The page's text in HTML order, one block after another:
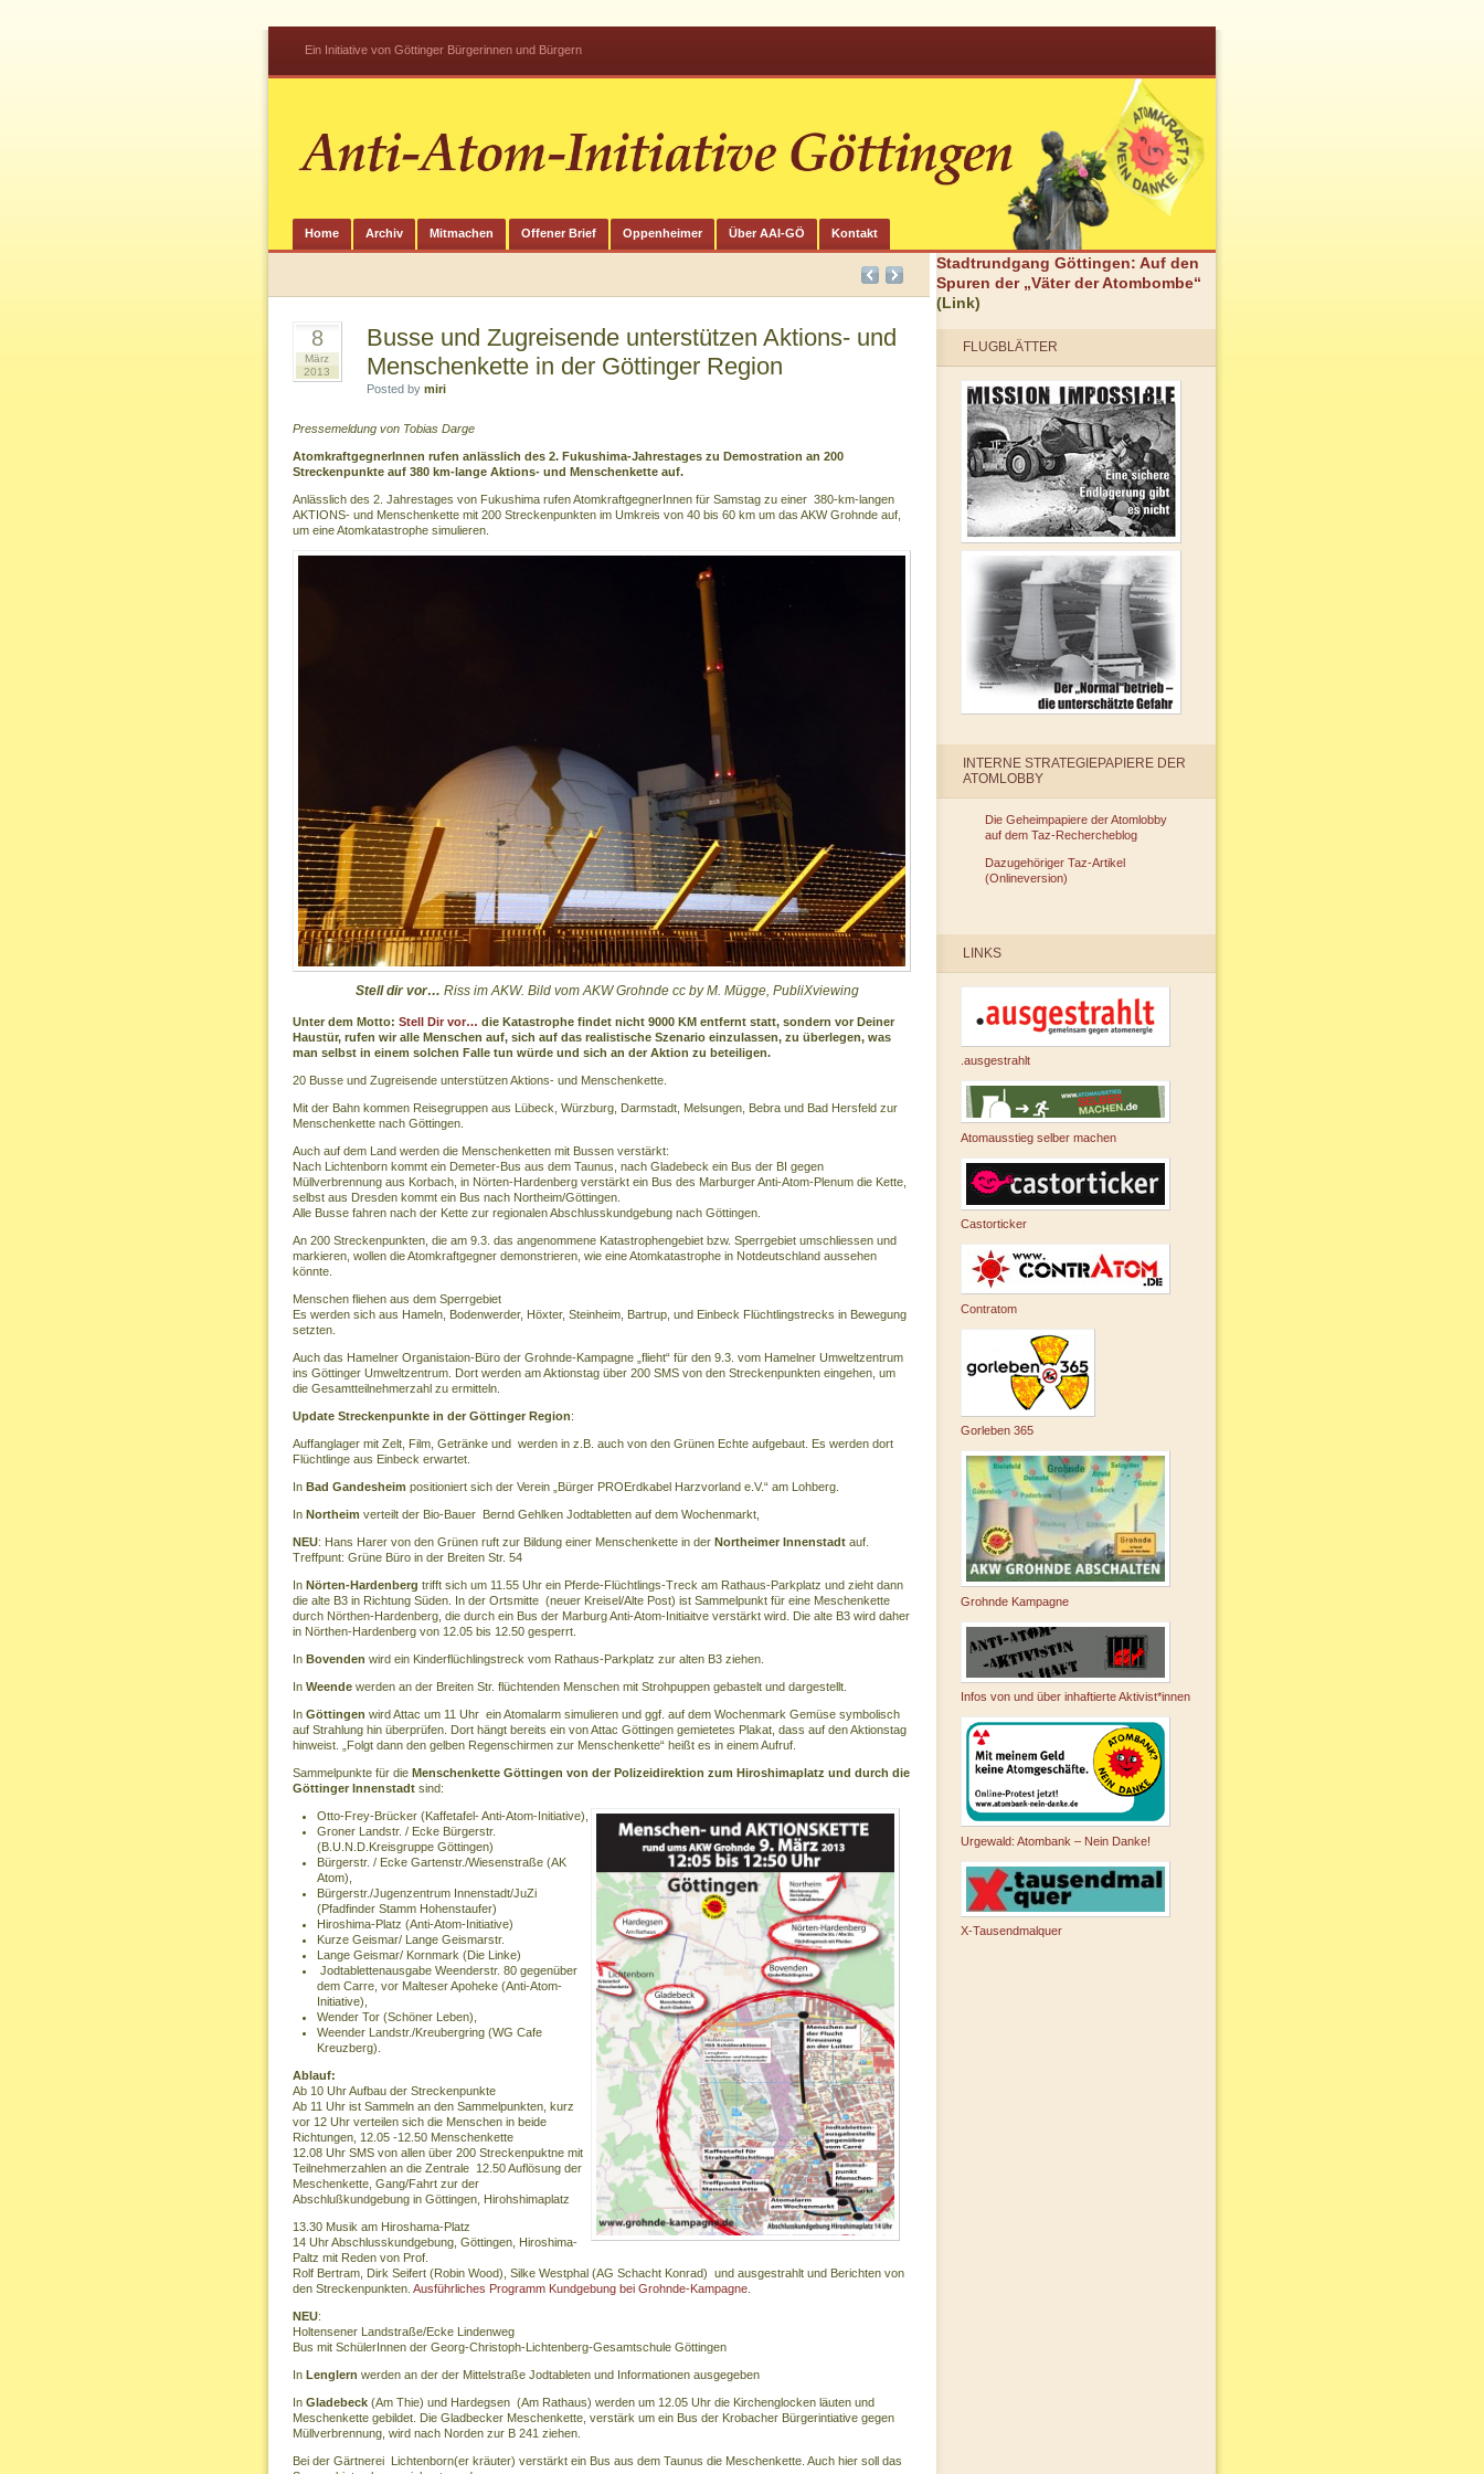
Ein Initiative von Göttinger Bürgerinnen und Bürgern
Home Archiv Mitmachen Offener Brief Oppenheimer Über AAI-GÖ Kontakt
8
März
2013
Busse und Zugreisende unterstützen Aktions- und
Menschenkette in der Göttinger Region
Posted by miri
Pressemeldung von Tobias Darge
AtomkraftgegnerInnen rufen anlässlich des 2. Fukushima-Jahrestages zu Demostration an 200
Streckenpunkte auf 380 km-lange Aktions- und Menschenkette auf.
Anlässlich des 2. Jahrestages von Fukushima rufen AtomkraftgegnerInnen für Samstag zu einer 380-km-langen
AKTIONS- und Menschenkette mit 200 Streckenpunkten im Umkreis von 40 bis 60 km um das AKW Grohnde auf,
um eine Atomkatastrophe simulieren.
Stell dir vor… Riss im AKW. Bild vom AKW Grohnde cc by M. Mügge, PubliXviewing
Unter dem Motto: Stell Dir vor… die Katastrophe findet nicht 9000 KM entfernt statt, sondern vor Deiner
Haustür, rufen wir alle Menschen auf, sich auf das realistische Szenario einzulassen, zu überlegen, was
man selbst in einem solchen Falle tun würde und sich an der Aktion zu beteiligen.
20 Busse und Zugreisende unterstützen Aktions- und Menschenkette.
Mit der Bahn kommen Reisegruppen aus Lübeck, Würzburg, Darmstadt, Melsungen, Bebra und Bad Hersfeld zur
Menschenkette nach Göttingen.
Auch auf dem Land werden die Menschenketten mit Bussen verstärkt:
Nach Lichtenborn kommt ein Demeter-Bus aus dem Taunus, nach Gladebeck ein Bus der BI gegen
Müllverbrennung aus Korbach, in Nörten-Hardenberg verstärkt ein Bus des Marburger Anti-Atom-Plenum die Kette,
selbst aus Dresden kommt ein Bus nach Northeim/Göttingen.
Alle Busse fahren nach der Kette zur regionalen Abschlusskundgebung nach Göttingen.
An 200 Streckenpunkten, die am 9.3. das angenommene Katastrophengebiet bzw. Sperrgebiet um­schliessen und
markieren, wollen die Atomkraftgegner demonstrieren, wie eine Atomkatastrophe in Notdeutschland aussehen
könnte.
Menschen fliehen aus dem Sperrgebiet
Es werden sich aus Hameln, Bodenwerder, Höxter, Steinheim, Bartrup, und Einbeck Flüchtlingstrecks in Bewegung
setzten.
Auch das Hamelner Organistaion-Büro der Grohnde-Kampagne „flieht“ für den 9.3. vom Hamelner Umweltzentrum
ins Göttinger Umweltzentrum. Dort werden am Aktionstag über 200 SMS von den Streckenpunkten eingehen, um
die Gesamtteilnehmerzahl zu ermitteln.
Update Streckenpunkte in der Göttinger Region:
Auffanglager mit Zelt, Film, Getränke und werden in z.B. auch von den Grünen Echte aufgebaut. Es werden dort
Flüchtlinge aus Einbeck erwartet.
In Bad Gandesheim positioniert sich der Verein „Bürger PROErdkabel Harzvorland e.V.“ am Lohberg.
In Northeim verteilt der Bio-Bauer Bernd Gehlken Jodtabletten auf dem Wochenmarkt,
NEU: Hans Harer von den Grünen ruft zur Bildung einer Menschenkette in der Northeimer Innenstadt auf.
Treffpunt: Grüne Büro in der Breiten Str. 54
In Nörten-Hardenberg trifft sich um 11.55 Uhr ein Pferde-Flüchtlings-Treck am Rathaus-Parkplatz und zieht dann
die alte B3 in Richtung Süden. In der Ortsmitte (neuer Kreisel/Alte Post) ist Sammelpunkt für eine Meschenkette
durch Nörthen-Hardenberg, die durch ein Bus der Marburg Anti-Atom-Initiaitve verstärkt wird. Die alte B3 wird daher
in Nörthen-Hardenberg von 12.05 bis 12.50 gesperrt.
In Bovenden wird ein Kinderflüchlingstreck vom Rathaus-Parkplatz zur alten B3 ziehen.
In Weende werden an der Breiten Str. flüchtenden Menschen mit Strohpuppen gebastelt und dargestellt.
In Göttingen wird Attac um 11 Uhr ein Atomalarm simulieren und ggf. auf dem Wochenmark Gemüse symbolisch
auf Strahlung hin überprüfen. Dort hängt bereits ein von Attac Göttingen gemietetes Plakat, dass auf den Aktionstag
hinweist. „Folgt dann den gelben Regenschirmen zur Menschenkette“ heißt es in einem Aufruf.
Sammelpunkte für die Menschenkette Göttingen von der Polizeidirektion zum Hiroshimaplatz und durch die
Göttinger Innenstadt sind:
Otto-Frey-Brücker (Kaffetafel- Anti-Atom-Initiative),
Groner Landstr. / Ecke Bürgerstr.
(B.U.N.D.Kreisgruppe Göttingen)
Bürgerstr. / Ecke Gartenstr./Wiesenstraße (AK
Atom),
Bürgerstr./Jugenzentrum Innenstadt/JuZi
(Pfadfinder Stamm Hohenstaufer)
Hiroshima-Platz (Anti-Atom-Initiative)
Kurze Geismar/ Lange Geismarstr.
Lange Geismar/ Kornmark (Die Linke)
Jodtablettenausgabe Weenderstr. 80 gegenüber
dem Carre, vor Malteser Apoheke (Anti-Atom-
Initiative),
Wender Tor (Schöner Leben),
Weender Landstr./Kreubergring (WG Cafe
Kreuzberg).
Ablauf:
Ab 10 Uhr Aufbau der Streckenpunkte
Ab 11 Uhr ist Sammeln an den Sammelpunkten, kurz
vor 12 Uhr verteilen sich die Menschen in beide
Richtungen, 12.05 -12.50 Menschenkette
12.08 Uhr SMS von allen über 200 Streckenpuktne mit
Teilnehmerzahlen an die Zentrale 12.50 Auflösung der
Meschenkette, Gang/Fahrt zur der
Abschlußkundgebung in Göttingen, Hirohshimaplatz
13.30 Musik am Hiroshama-Platz
14 Uhr Abschlusskundgebung, Göttingen, Hiroshima-
Paltz mit Reden von Prof.
Rolf Bertram, Dirk Seifert (Robin Wood), Silke Westphal (AG Schacht Konrad) und ausgestrahlt und Berichten von
den Streckenpunkten. Ausführliches Programm Kundgebung bei Grohnde-Kampagne
NEU:
Holtensener Landstraße/Ecke Lindenweg
Bus mit SchülerInnen der Georg-Christoph-Lichtenberg-Gesamtschule Göttingen
In Lenglern werden an der der Mittelstraße Jodtableten und Informationen ausgegeben
In Gladebeck (Am Thie) und Hardegsen (Am Rathaus) werden um 12.05 Uhr die Kirchenglocken läuten und
Meschenkette gebildet. Die Gladbecker Meschenkette, verstärk um ein Bus der Krobacher Bürgerintiative gegen
Müllverbrennung, wird nach Norden zur B 241 ziehen.
Bei der Gärtnerei Lichtenborn(er kräuter) verstärkt ein Bus aus dem Taunus die Meschenkette. Auch hier soll das
Stadtrundgang Göttingen: Auf den
Spuren der „Väter der Atombombe“
(Link)
FLUGBLÄTTER
INTERNE STRATEGIEPAPIERE DER
ATOMLOBBY
Die Geheimpapiere der Atomlobby
auf dem Taz-Rechercheblog
Dazugehöriger Taz-Artikel
(Onlineversion)
LINKS
.ausgestrahlt
Atomausstieg selber machen
Castorticker
Contratom
Gorleben 365
Grohnde Kampagne
Infos von und über inhaftierte Aktivist*innen
Urgewald: Atombank – Nein Danke!
X-Tausendmalquer